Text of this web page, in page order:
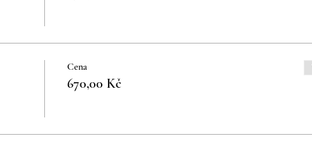
Cena
670,00 Kč